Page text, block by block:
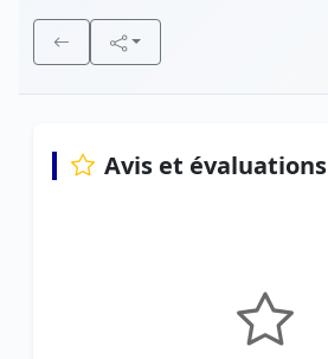
Avis et évaluations